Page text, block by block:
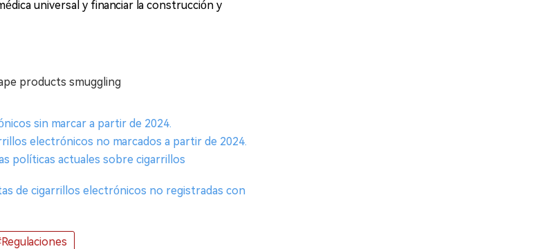
universal y financiar la construcción y
products smuggling
sin marcar a partir de 2024.
electrónicos no marcados a partir de 2024.
políticas actuales sobre cigarrillos
de cigarrillos electrónicos no registradas con